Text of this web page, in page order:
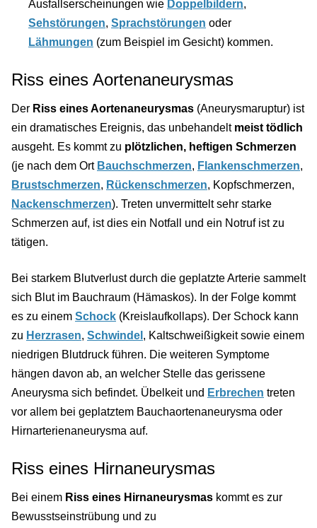
Ausfallserscheinungen wie Doppelbildern,
Sehstörungen, Sprachstörungen oder
Lähmungen (zum Beispiel im Gesicht) kommen.
Riss eines Aortenaneurysmas
Der Riss eines Aortenaneurysmas (Aneurysmaruptur) ist
ein dramatisches Ereignis, das unbehandelt meist tödlich
ausgeht. Es kommt zu plötzlichen, heftigen Schmerzen
(je nach dem Ort Bauchschmerzen, Flankenschmerzen,
Brustschmerzen, Rückenschmerzen, Kopfschmerzen,
Nackenschmerzen). Treten unvermittelt sehr starke
Schmerzen auf, ist dies ein Notfall und ein Notruf ist zu
tätigen.
Bei starkem Blutverlust durch die geplatzte Arterie sammelt
sich Blut im Bauchraum (Hämaskos). In der Folge kommt
es zu einem Schock (Kreislaufkollaps). Der Schock kann
zu Herzrasen, Schwindel , Kaltschweißigkeit sowie einem
niedrigen Blutdruck führen. Die weiteren Symptome
hängen davon ab, an welcher Stelle das gerissene
Aneurysma sich befindet. Übelkeit und Erbrechen treten
vor allem bei geplatztem Bauchaortenaneurysma oder
Hirnarterienaneurysma auf.
Riss eines Hirnaneurysmas
Bei einem Riss eines Hirnaneurysmas kommt es zur
Bewusstseinstrübung und zu